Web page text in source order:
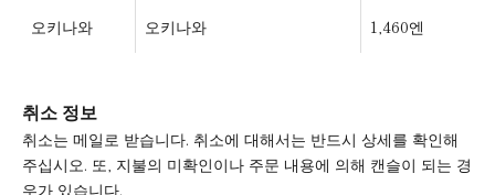
오키나와 오키나와 1,460엔
취소 정보
취소는 메일로 받습니다. 취소에 대해서는 반드시 상세를 확인해
주십시오. 또, 지불의 미확인이나 주문 내용에 의해 캔슬이 되는 경
우가 있습니다.